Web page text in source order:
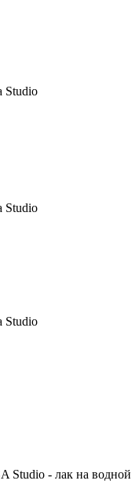
Studio
Studio
Studio
Studio - лак на водной